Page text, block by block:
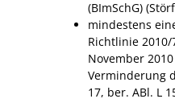
(BImSchG)
mindestens
Richtlinie 2010/
November
Verminderung
17, ber. ABl. L